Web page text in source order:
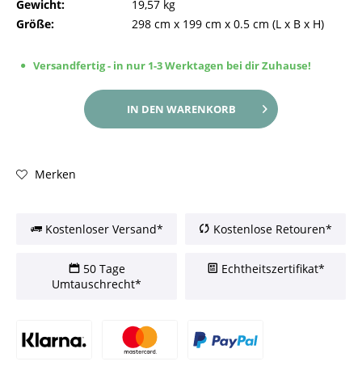
Gewicht:
19,57 kg
Größe:
298 cm x 199 cm x 0.5 cm (L x B x H)
Versandfertig - in nur 1-3 Werktagen bei dir Zuhause!
IN DEN WARENKORB
Merken
Kostenloser Versand* Kostenlose Retouren*
50 Tage
Umtauschrecht*
Echtheitszertifikat*